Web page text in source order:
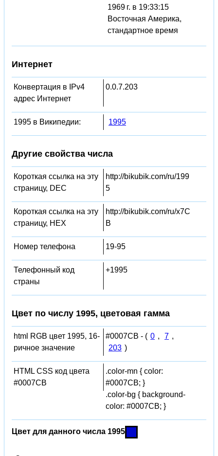
1969 г. в 19:33:15
Восточная Америка,
стандартное время
Интернет
Конвертация в IPv4
адрес Интернет
0.0.7.203
1995 в Википедии: 1995
Другие свойства числа
Короткая ссылка на эту
страницу, DEC
http://bikubik.com/ru/199
5
Короткая ссылка на эту
страницу, HEX
http://bikubik.com/ru/x7C
B
Номер телефона 19-95
Телефонный код
страны
+1995
Цвет по числу 1995, цветовая гамма
html RGB цвет 1995, 16-
ричное значение
#0007CB - ( 0 , 7 ,
203 )
HTML CSS код цвета
#0007CB
.color-mn { color:
#0007CB; }
.color-bg { background-
color: #0007CB; }
Цвет для данного числа 1995